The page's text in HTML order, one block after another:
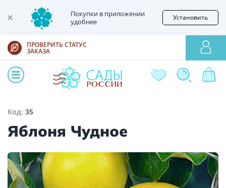
Покупки в приложении
удобнее
Установить
ПРОВЕРИТЬ СТАТУС
ЗАКАЗА
Код: 35
Яблоня Чудное